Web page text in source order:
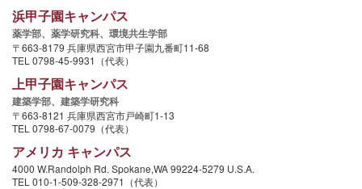
浜甲子園キャンパス
薬学部、 薬学研究科、 環境共生学部
〒663-8179 兵庫県西宮市甲子園九番町11-68
TEL 0798-45-9931（代表）
上甲子園キャンパス
建築学部、 建築学研究科
〒663-8121 兵庫県西宮市戸崎町1-13
TEL 0798-67-0079（代表）
アメリカ キャンパス
4000 W.Randolph Rd. Spokane,WA 99224-5279 U.S.A.
TEL 010-1-509-328-2971（代表）